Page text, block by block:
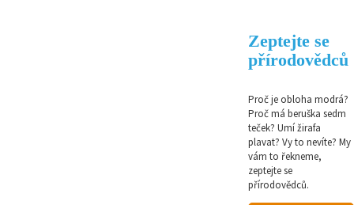
Zeptejte se
přírodovědců
Proč je obloha modrá?
Proč má beruška sedm
teček? Umí žirafa
plavat? Vy to nevíte? My
vám to řekneme,
zeptejte se
přírodovědců.